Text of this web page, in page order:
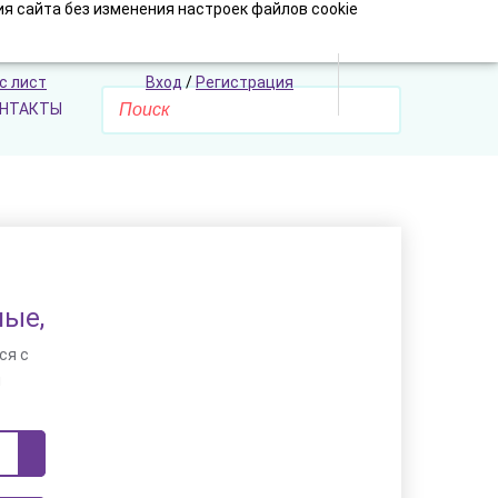
сайта без изменения настроек файлов cookie
лист Вход/Регистрация
с